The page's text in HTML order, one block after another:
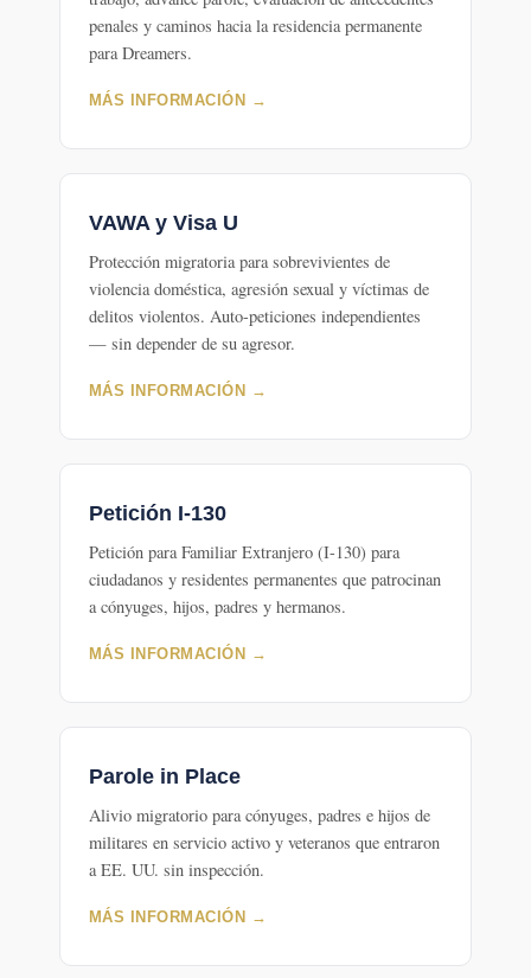
penales y caminos hacia la residencia permanente
para Dreamers.
MÁS INFORMACIÓN →
VAWA y Visa U
Protección migratoria para sobrevivientes de
violencia doméstica, agresión sexual y víctimas de
delitos violentos. Auto-peticiones independientes
— sin depender de su agresor.
MÁS INFORMACIÓN →
Petición I-130
Petición para Familiar Extranjero (I-130) para
ciudadanos y residentes permanentes que patrocinan
a cónyuges, hijos, padres y hermanos.
MÁS INFORMACIÓN →
Parole in Place
Alivio migratorio para cónyuges, padres e hijos de
militares en servicio activo y veteranos que entraron
a EE. UU. sin inspección.
MÁS INFORMACIÓN →